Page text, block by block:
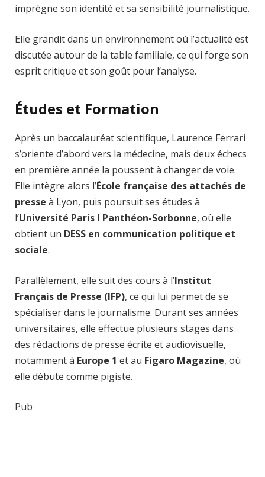
imprègne son identité et sa sensibilité journalistique.
Elle grandit dans un environnement où l’actualité est
discutée autour de la table familiale, ce qui forge son
esprit critique et son goût pour l’analyse.
Études et Formation
Après un baccalauréat scientifique, Laurence Ferrari
s’oriente d’abord vers la médecine, mais deux échecs
en première année la poussent à changer de voie.
Elle intègre alors l’École française des attachés de
presse à Lyon, puis poursuit ses études à
l’Université Paris I Panthéon-Sorbonne, où elle
obtient un DESS en communication politique et
sociale.
Parallèlement, elle suit des cours à l’Institut
Français de Presse (IFP), ce qui lui permet de se
spécialiser dans le journalisme. Durant ses années
universitaires, elle effectue plusieurs stages dans
des rédactions de presse écrite et audiovisuelle,
notamment à Europe 1 et au Figaro Magazine, où
elle débute comme pigiste.
Pub